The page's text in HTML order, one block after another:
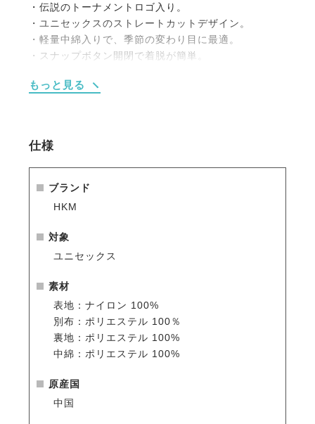
・伝説のトーナメントロゴ入り。
・ユニセックスのストレートカットデザイン。
・軽量中綿入りで、季節の変わり目に最適。
・スナップボタン開閉で着脱が簡単。
・複数の便利なポケットを装備。
男性はワンサイズ大きめを推奨。
※シーズン品のため入荷数が少なく再販はありません
のでお早めのご注文をお勧めします。
早くご案内している
もっと見る
仕様
ブランド
HKM
対象
ユニセックス
素材
表地：ナイロン 100%
別布：ポリエステル 100％
裏地：ポリエステル 100%
中綿：ポリエステル 100%
原産国
中国